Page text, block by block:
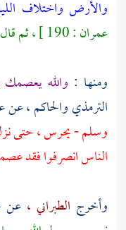
والأرض واختلاف
عمران : 190 ] ، ثم قال : ويل لمن قرأها ولم يتفكر
ومنها : والله
الترمذيوالحاكم ،عن
وسلم - يحرس ، حتى
الناس انصرفوا فقد
وأخرج الطبراني ، عن